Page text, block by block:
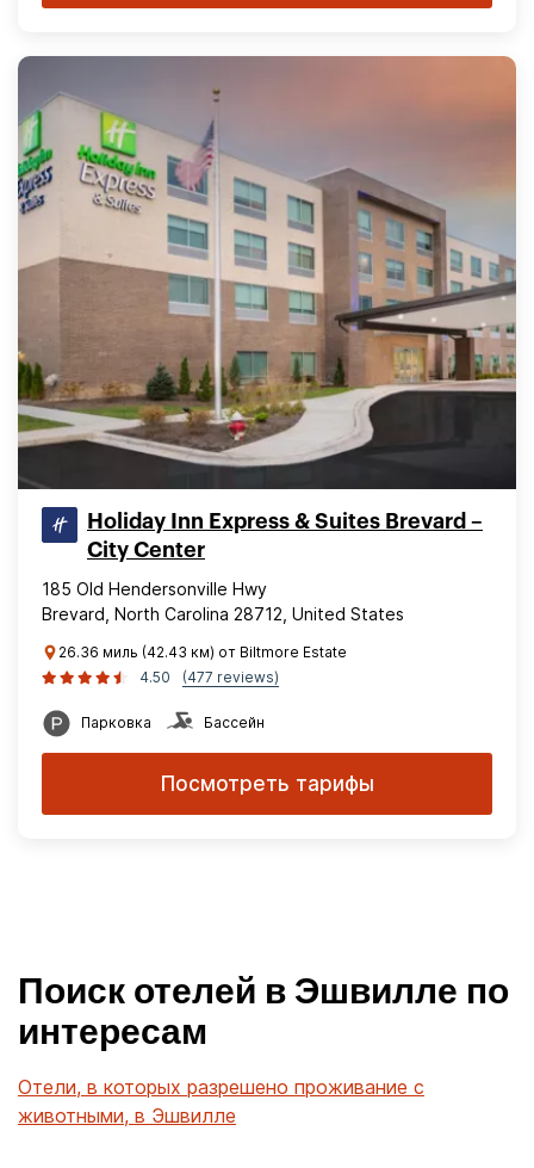
Holiday Inn Express & Suites Brevard –
City Center
185 Old Hendersonville Hwy
Brevard, North Carolina 28712, United States
26.36 миль (42.43 км) от Biltmore Estate
4.50
(477 reviews)
Парковка Бассейн
Посмотреть тарифы
Поиск отелей в Эшвилле по
интересам
Отели, в которых разрешено проживание с
животными, в Эшвилле